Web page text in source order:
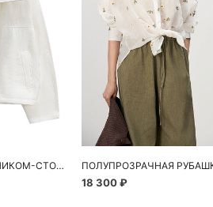
БОМБЕР С ВОРОТНИКОМ-СТОЙКОЙ
18 300 ₽